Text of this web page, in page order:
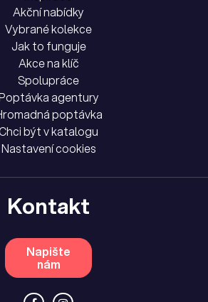
Akční nabídky
Vybrané kolekce
Jak to funguje
Akce na klíč
Spolupráce
agentury
poptávka
být v katalogu
Nastavení cookies
Kontakt
Napište
nám